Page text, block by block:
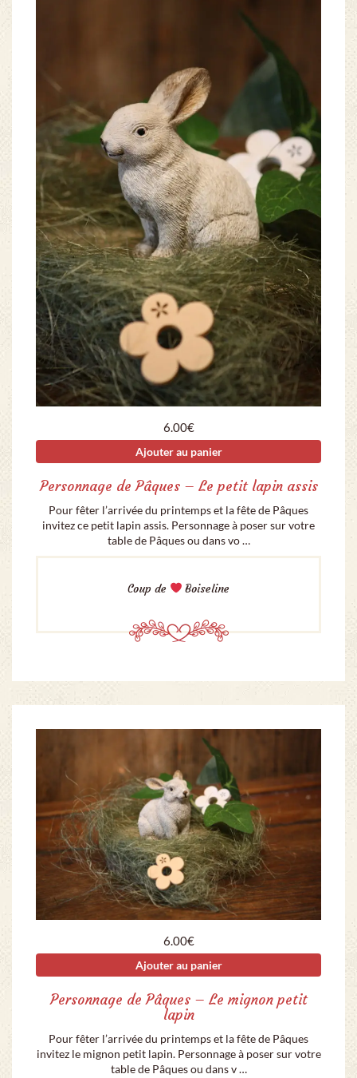
6.00€
Ajouter au panier
Personnage de Pâques – Le petit lapin assis
Pour fêter l’arrivée du printemps et la fête de Pâques
invitez ce petit lapin assis. Personnage à poser sur votre
table de Pâques ou dans vo …
Coup de Boiseline
6.00€
Ajouter au panier
Personnage de Pâques – Le mignon petit
lapin
Pour fêter l’arrivée du printemps et la fête de Pâques
invitez le mignon petit lapin. Personnage à poser sur votre
table de Pâques ou dans v …